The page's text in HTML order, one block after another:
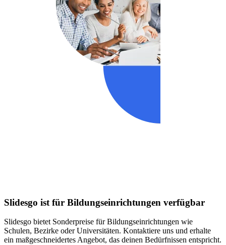
Slidesgo ist für Bildungseinrichtungen verfügbar
Slidesgo bietet Sonderpreise für Bildungseinrichtungen wie
Schulen, Bezirke oder Universitäten. Kontaktiere uns und erhalte
ein maßgeschneidertes Angebot, das deinen Bedürfnissen entspricht.